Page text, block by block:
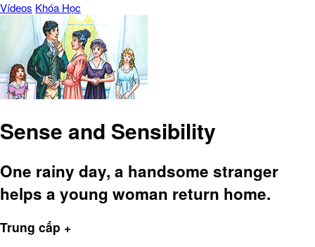
Vídeos Khóa Học
Sense and Sensibility
One rainy day, a handsome stranger
helps a young woman return home.
Trung cấp +